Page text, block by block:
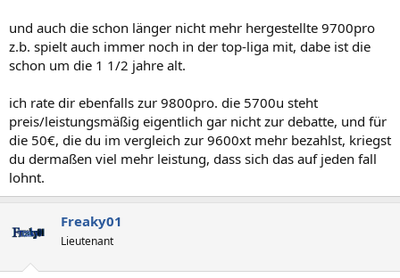
und auch die schon länger nicht mehr hergestellte 9700pro
z.b. spielt auch immer noch in der top-liga mit, dabe ist die
schon um die 1 1/2 jahre alt.
ich rate dir ebenfalls zur 9800pro. die 5700u steht
preis/leistungsmäßig eigentlich gar nicht zur debatte, und für
die 50€, die du im vergleich zur 9600xt mehr bezahlst, kriegst
du dermaßen viel mehr leistung, dass sich das auf jeden fall
lohnt.
Freaky01
Lieutenant